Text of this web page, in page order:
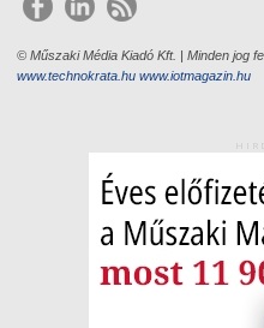
© Műszaki Média Kiadó Kft. | Minden jog
www.technokrata.hu www.iotmagazin.hu